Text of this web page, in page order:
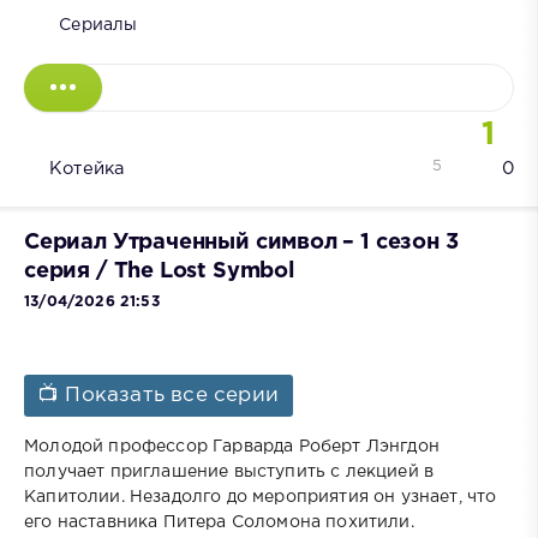
Сериалы
1
Котейка 0
5
Сериал Утраченный символ – 1 сезон 3
серия / The Lost Symbol
13/04/2026 21:53
📺 Показать все серии
Молодой профессор Гарварда Роберт Лэнгдон
получает приглашение выступить с лекцией в
Капитолии. Незадолго до мероприятия он узнает, что
его наставника Питера Соломона похитили.